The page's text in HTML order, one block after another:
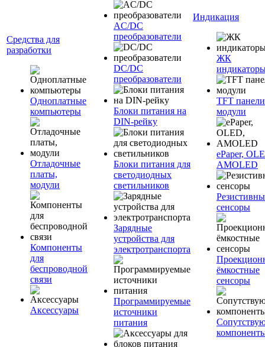
Средства для
разработки
Одноплатные
компьютеры
Отладочные
платы,
модули
Компоненты
для
беспроводной
связи
Аксессуары
AC/DC
преобразователи
DC/DC
преобразователи
Блоки питания на
DIN-рейку
Блоки питания для
светодиодных
светильников
Зарядные
устройства для
электротранспорта
Программируемые
источники
питания
Индикация
ЖК
TFT
модули
ePaper,
AMOLED
сенсоры
ёмкостные
сенсоры